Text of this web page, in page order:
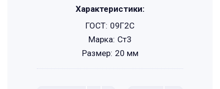
Характеристики:
ГОСТ: 09Г2С
Марка: Ст3
Размер: 20 мм